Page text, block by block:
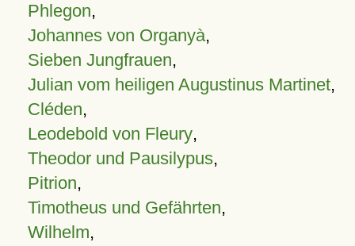
Phlegon,
Johannes von Organyà,
Sieben Jungfrauen,
Julian vom heiligen Augustinus Martinet,
Cléden,
Leodebold von Fleury,
Theodor und Pausilypus,
Pitrion,
Timotheus und Gefährten,
Wilhelm,